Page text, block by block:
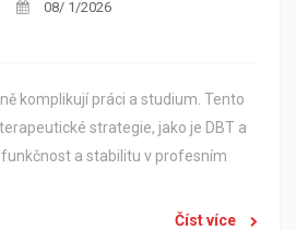
08/ 1/2026
komplikují práci a studium. Tento
strategie, jako je DBT a
funkčnost a stabilitu v profesním
Číst více